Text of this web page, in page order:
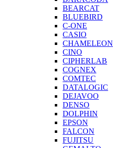
BEARCAT
BLUEBIRD
C-ONE
CASIO
CHAMELEON
CINO
CIPHERLAB
COGNEX
COMTEC
DATALOGIC
DEJAVOO
DENSO
DOLPHIN
EPSON
FALCON
FUJITSU